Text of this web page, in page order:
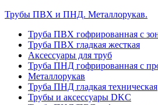
Трубы ПВХ и ПНД. Металлорукав.
Труба ПВХ гофрированная с
Труба ПВХ гладкая жесткая
Аксессуары для труб
Труба ПНД гофрированная с
Металлорукав
Труба ПНД гладкая техническая
Трубы и аксессуары DKC